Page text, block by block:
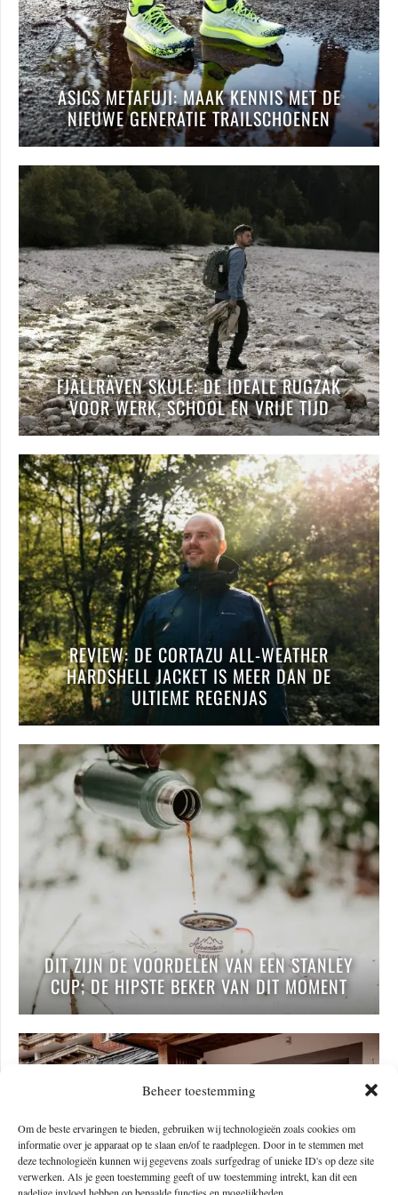
Beheer toestemming
Om de beste ervaringen te bieden, gebruiken wij technologieën zoals cookies om
informatie over je apparaat op te slaan en/of te raadplegen. Door in te stemmen met
deze technologieën kunnen wij gegevens zoals surfgedrag of unieke ID's op deze site
verwerken. Als je geen toestemming geeft of uw toestemming intrekt, kan dit een
ASICS METAFUJI: MAAK KENNIS MET DE
NIEUWE GENERATIE TRAILSCHOENEN
FJÄLLRÄVEN SKULE: DE IDEALE RUGZAK
VOOR WERK, SCHOOL EN VRIJE TIJD
REVIEW: DE CORTAZU ALL-WEATHER
HARDSHELL JACKET IS MEER DAN DE
ULTIEME REGENJAS
DIT ZIJN DE VOORDELEN VAN EEN STANLEY
CUP; DE HIPSTE BEKER VAN DIT MOMENT